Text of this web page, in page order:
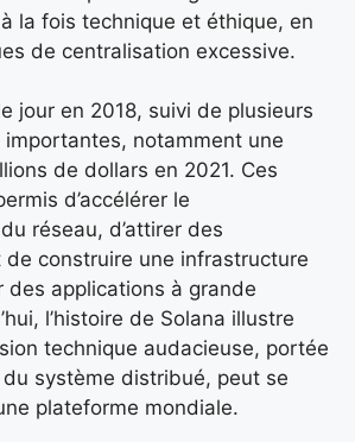
la fois technique et éthique, en
de centralisation excessive.
jour en 2018, suivi de plusieurs
notamment une
de dollars en 2021. Ces
d’accélérer le
réseau, d’attirer des
de construire une infrastructure
des applications à grande
l’histoire de Solana illustre
technique audacieuse, portée
système distribué, peut se
plateforme mondiale.